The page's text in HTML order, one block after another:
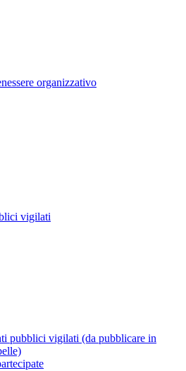
organizzativo
vigilati
pubblici vigilati (da pubblicare in